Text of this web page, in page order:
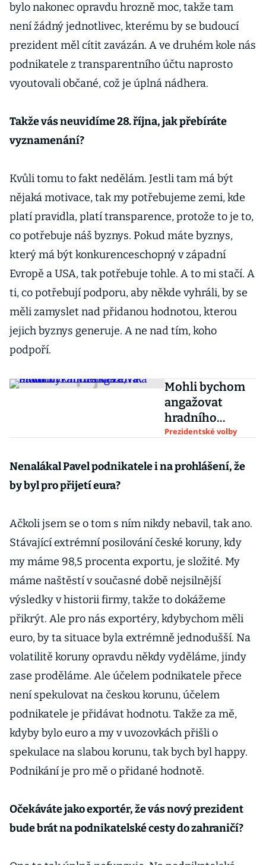
bylo nakonec opravdu hrozně moc, takže tam
není žádný jednotlivec, kterému by se budoucí
prezident měl cítit zavázán. A ve druhém kole nás
podnikatele z transparentního účtu naprosto
vyoutovali občané, což je úplná nádhera.
Takže vás neuvidíme 28. října, jak přebíráte
vyznamenání?
Kvůli tomu to fakt nedělám. Jestli tam má být
nějaká motivace, tak my potřebujeme zemi, kde
platí pravidla, platí transparence, protože to je to,
co potřebuje náš byznys. Pokud máte byznys,
který má být konkurenceschopný v západní
Evropě a USA, tak potřebuje tohle. A to mi stačí. A
ti, co potřebují podporu, aby někde vyhráli, by se
měli zamyslet nad přidanou hodnotou, kterou
jejich byznys generuje. A ne nad tím, koho
podpoří.
Mohli bychom
angažovat
hradního
influencera,
kancléřka Petra
Prezidentské volby
Nenalákal Pavel podnikatele i na prohlášení, že
by byl pro přijetí eura?
Ačkoli jsem se o tom s ním nikdy nebavil, tak ano.
Stávající extrémní posilování české koruny, kdy
my máme 98,5 procenta exportu, je složité. My
máme naštěstí v současné době nejsilnější
výsledky v historii firmy, takže to dokážeme
přikrýt. Ale pro nás exportéry, kdybychom měli
euro, by ta situace byla extrémně jednodušší. Na
volatilitě koruny opravdu někdy vyděláme, jindy
zase proděláme. Ale účelem podnikatele přece
není spekulovat na českou korunu, účelem
podnikatele je přidávat hodnotu. Takže za mě,
kdyby bylo euro a my v uvozovkách přišli o
spekulace na slabou korunu, tak bych byl happy.
Podnikání je pro mě o přidané hodnotě.
Očekáváte jako exportér, že vás nový prezident
bude brát na podnikatelské cesty do zahraničí?